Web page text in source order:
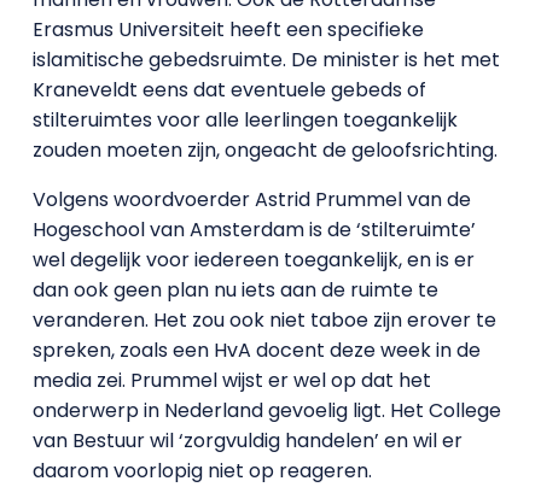
Erasmus Universiteit heeft een specifieke
islamitische gebedsruimte. De minister is het met
Kraneveldt eens dat eventuele gebeds of
stilteruimtes voor alle leerlingen toegankelijk
zouden moeten zijn, ongeacht de geloofsrichting.
Volgens woordvoerder Astrid Prummel van de
Hogeschool van Amsterdam is de ‘stilteruimte’
wel degelijk voor iedereen toegankelijk, en is er
dan ook geen plan nu iets aan de ruimte te
veranderen. Het zou ook niet taboe zijn erover te
spreken, zoals een HvA docent deze week in de
media zei. Prummel wijst er wel op dat het
onderwerp in Nederland gevoelig ligt. Het College
van Bestuur wil ‘zorgvuldig handelen’ en wil er
daarom voorlopig niet op reageren.